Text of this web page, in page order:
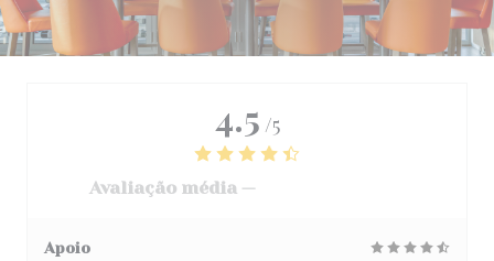
4.5 /5
Avaliação média —
Apoio